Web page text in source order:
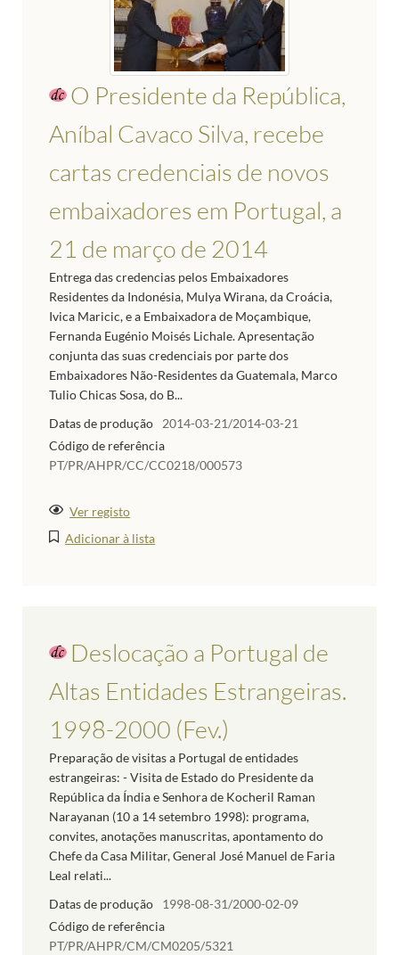
O Presidente da República,
Aníbal Cavaco Silva, recebe
cartas credenciais de novos
embaixadores em Portugal, a
21 de março de 2014
Entrega das credencias pelos Embaixadores
Residentes da Indonésia, Mulya Wirana, da Croácia,
Ivica Maricic, e a Embaixadora de Moçambique,
Fernanda Eugénio Moisés Lichale. Apresentação
conjunta das suas credenciais por parte dos
Embaixadores Não-Residentes da Guatemala, Marco
Tulio Chicas Sosa, do B...
Datas de produção
2014-03-21/2014-03-21
Código de referência
PT/PR/AHPR/CC/CC0218/000573
Ver registo
Adicionar à lista
Deslocação a Portugal de
Altas Entidades Estrangeiras.
1998-2000 (Fev.)
Preparação de visitas a Portugal de entidades
estrangeiras: - Visita de Estado do Presidente da
República da Índia e Senhora de Kocheril Raman
Narayanan (10 a 14 setembro 1998): programa,
convites, anotações manuscritas, apontamento do
Chefe da Casa Militar, General José Manuel de Faria
Leal relati...
Datas de produção
1998-08-31/2000-02-09
Código de referência
PT/PR/AHPR/CM/CM0205/5321